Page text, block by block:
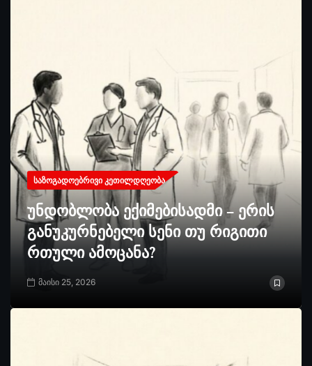
ᲡᲐᲖᲝᲒᲐᲓᲝᲔᲑᲠᲘᲕᲘ ᲙᲔᲗᲘᲚᲓᲦᲔᲝᲑᲐ
უნდობლობა ექიმებისადმი – ერის
განუკურნებელი სენი თუ რიგითი
რთული ამოცანა?
მაისი 25, 2026